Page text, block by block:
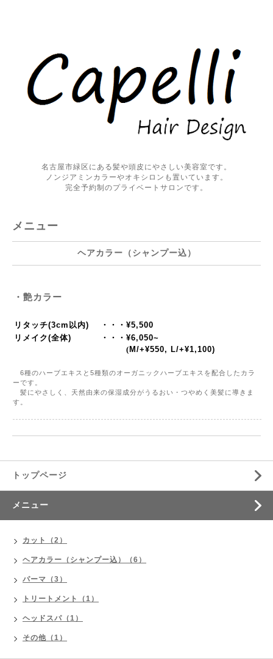
名古屋市緑区にある髪や頭皮にやさしい美容室です。
ノンジアミンカラーやオキシロンも置いています。
完全予約制のプライベートサロンです。
メニュー
ヘアカラー（シャンプー込）
・艶カラー
リタッチ(3cm以内)
・・・¥5,500
リメイク(全体)
・・・¥6,050~
( M/+¥550, L/+¥1,100)
6種のハーブエキスと5種類のオーガニックハーブエキスを配合したカラ
ーです。
髪にやさしく、天然由来の保湿成分がうるおい・つやめく美髪に導きま
す。
トップページ
メニュー
カット（2）
ヘアカラー（シャンプー込）（6）
パーマ（3）
トリートメント（1）
ヘッドスパ（1）
その他（1）